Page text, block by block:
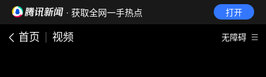
· 获取全网一手热点 打开
首页 视频 无障碍